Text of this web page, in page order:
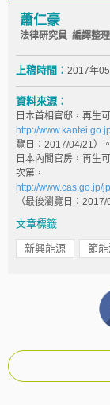
蕭仁豪
法律研究員 編譯整理
上稿時間： 2017年05
資料來源：
日本首相官邸，再生
http://
覽日：2017/04/21）。
日本內閣官房，再生
次第，
http://www.cas.go.jp/
（最後瀏覽日：2017/
文章標籤
新興能源 節